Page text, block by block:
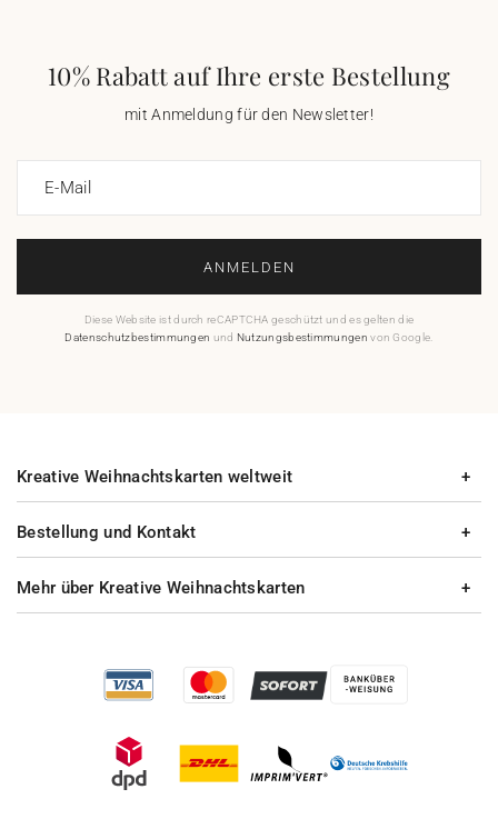
10% Rabatt auf Ihre erste Bestellung
mit Anmeldung für den Newsletter!
E-Mail
ANMELDEN
Diese Website ist durch reCAPTCHA geschützt und es gelten die
Datenschutzbestimmungen und Nutzungsbestimmungen von Google.
Bestellung und Kontakt
Mehr über Kreative Weihnachtskarten
Kreative Weihnachtskarten weltweit